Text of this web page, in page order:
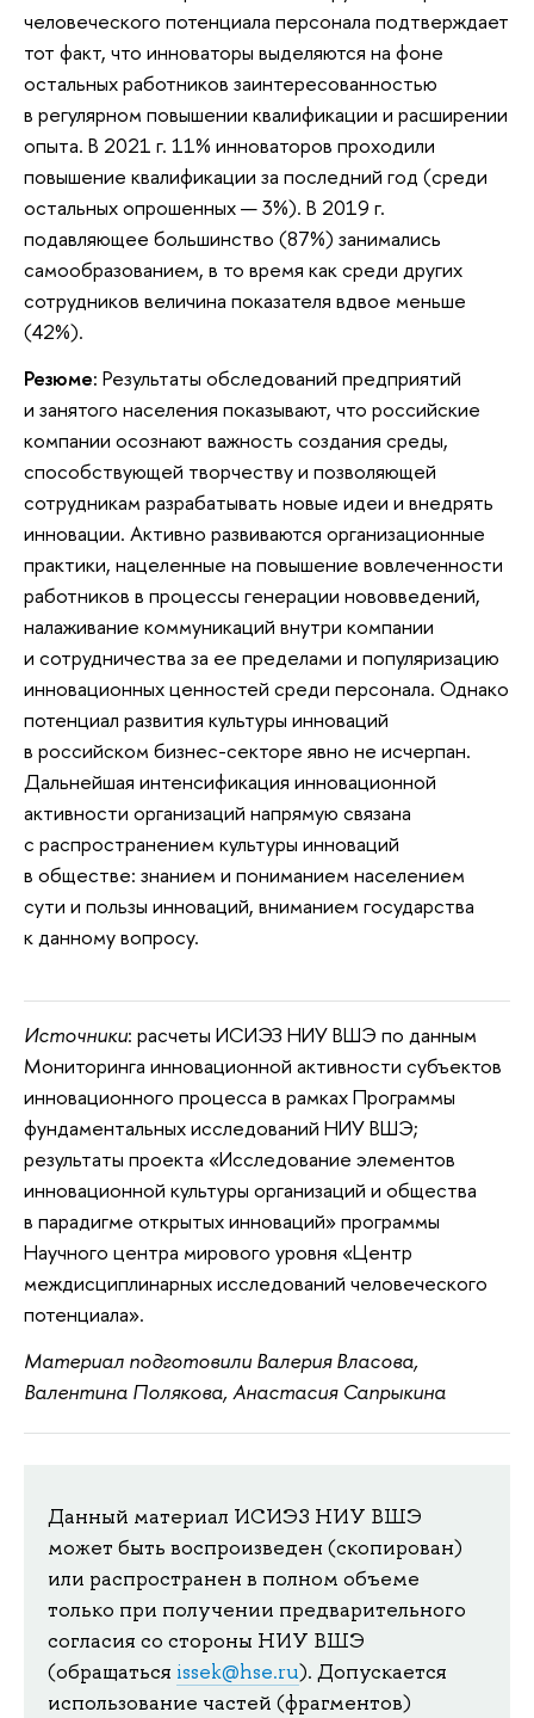
человеческого потенциала персонала подтверждает
тот факт, что инноваторы выделяются на фоне
остальных работников заинтересованностью
в регулярном повышении квалификации и расширении
опыта. В 2021 г. 11% инноваторов проходили
повышение квалификации за последний год (среди
остальных опрошенных — 3%). В 2019 г.
подавляющее большинство (87%) занимались
самообразованием, в то время как среди других
сотрудников величина показателя вдвое меньше
(42%).
Резюме: Результаты обследований предприятий
и занятого населения показывают, что российские
компании осознают важность создания среды,
способствующей творчеству и позволяющей
сотрудникам разрабатывать новые идеи и внедрять
инновации. Активно развиваются организационные
практики, нацеленные на повышение вовлеченности
работников в процессы генерации нововведений,
налаживание коммуникаций внутри компании
и сотрудничества за ее пределами и популяризацию
инновационных ценностей среди персонала. Однако
потенциал развития культуры инноваций
в российском бизнес-секторе явно не исчерпан.
Дальнейшая интенсификация инновационной
активности организаций напрямую связана
с распространением культуры инноваций
в обществе: знанием и пониманием населением
сути и пользы инноваций, вниманием государства
к данному вопросу.
Источники: расчеты ИСИЭЗ НИУ ВШЭ по данным
Мониторинга инновационной активности субъектов
инновационного процесса в рамках Программы
фундаментальных исследований НИУ ВШЭ;
результаты проекта «Исследование элементов
инновационной культуры организаций и общества
в парадигме открытых инноваций» программы
Научного центра мирового уровня «Центр
междисциплинарных исследований человеческого
потенциала».
Материал подготовили Валерия Власова,
Валентина Полякова, Анастасия Сапрыкина
Данный материал ИСИЭЗ НИУ ВШЭ
может быть воспроизведен (скопирован)
или распространен в полном объеме
только при получении предварительного
согласия со стороны НИУ ВШЭ
(обращаться issek@hse.ru). Допускается
использование частей (фрагментов)